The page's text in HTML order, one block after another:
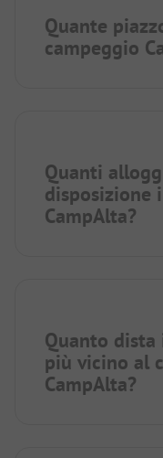
Quante
campeggio
Quanti
disposizione
CampAlta?
Quanto
più vicino al
CampAlta?